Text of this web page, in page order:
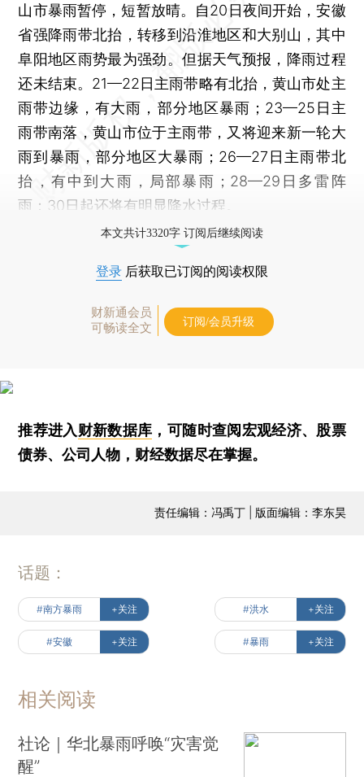
山市暴雨暂停，短暂放晴。自20日夜间开始，安徽
省强降雨带北抬，转移到沿淮地区和大别山，其中
阜阳地区雨势最为强劲。但据天气预报，降雨过程
还未结束。21—22日主雨带略有北抬，黄山市处主
雨带边缘，有大雨，部分地区暴雨；23—25日主
雨带南落，黄山市位于主雨带，又将迎来新一轮大
雨到暴雨，部分地区大暴雨；26—27日主雨带北
抬，有中到大雨，局部暴雨；28—29日多雷阵
雨；30日起还将有明显降水过程。
本文共计3320字 订阅后继续阅读
登录 后获取已订阅的阅读权限
财新通会员
可畅读全文
订阅/会员升级
推荐进入财新数据库 ，可随时查阅宏观经济、股票
债券、公司人物，财经数据尽在掌握。
责任编辑：冯禹丁 | 版面编辑：李东昊
话题：
#南方暴雨 +关注 #洪水 +关注
#安徽 +关注 #暴雨 +关注
相关阅读
社论｜华北暴雨呼唤“灾害觉
醒”